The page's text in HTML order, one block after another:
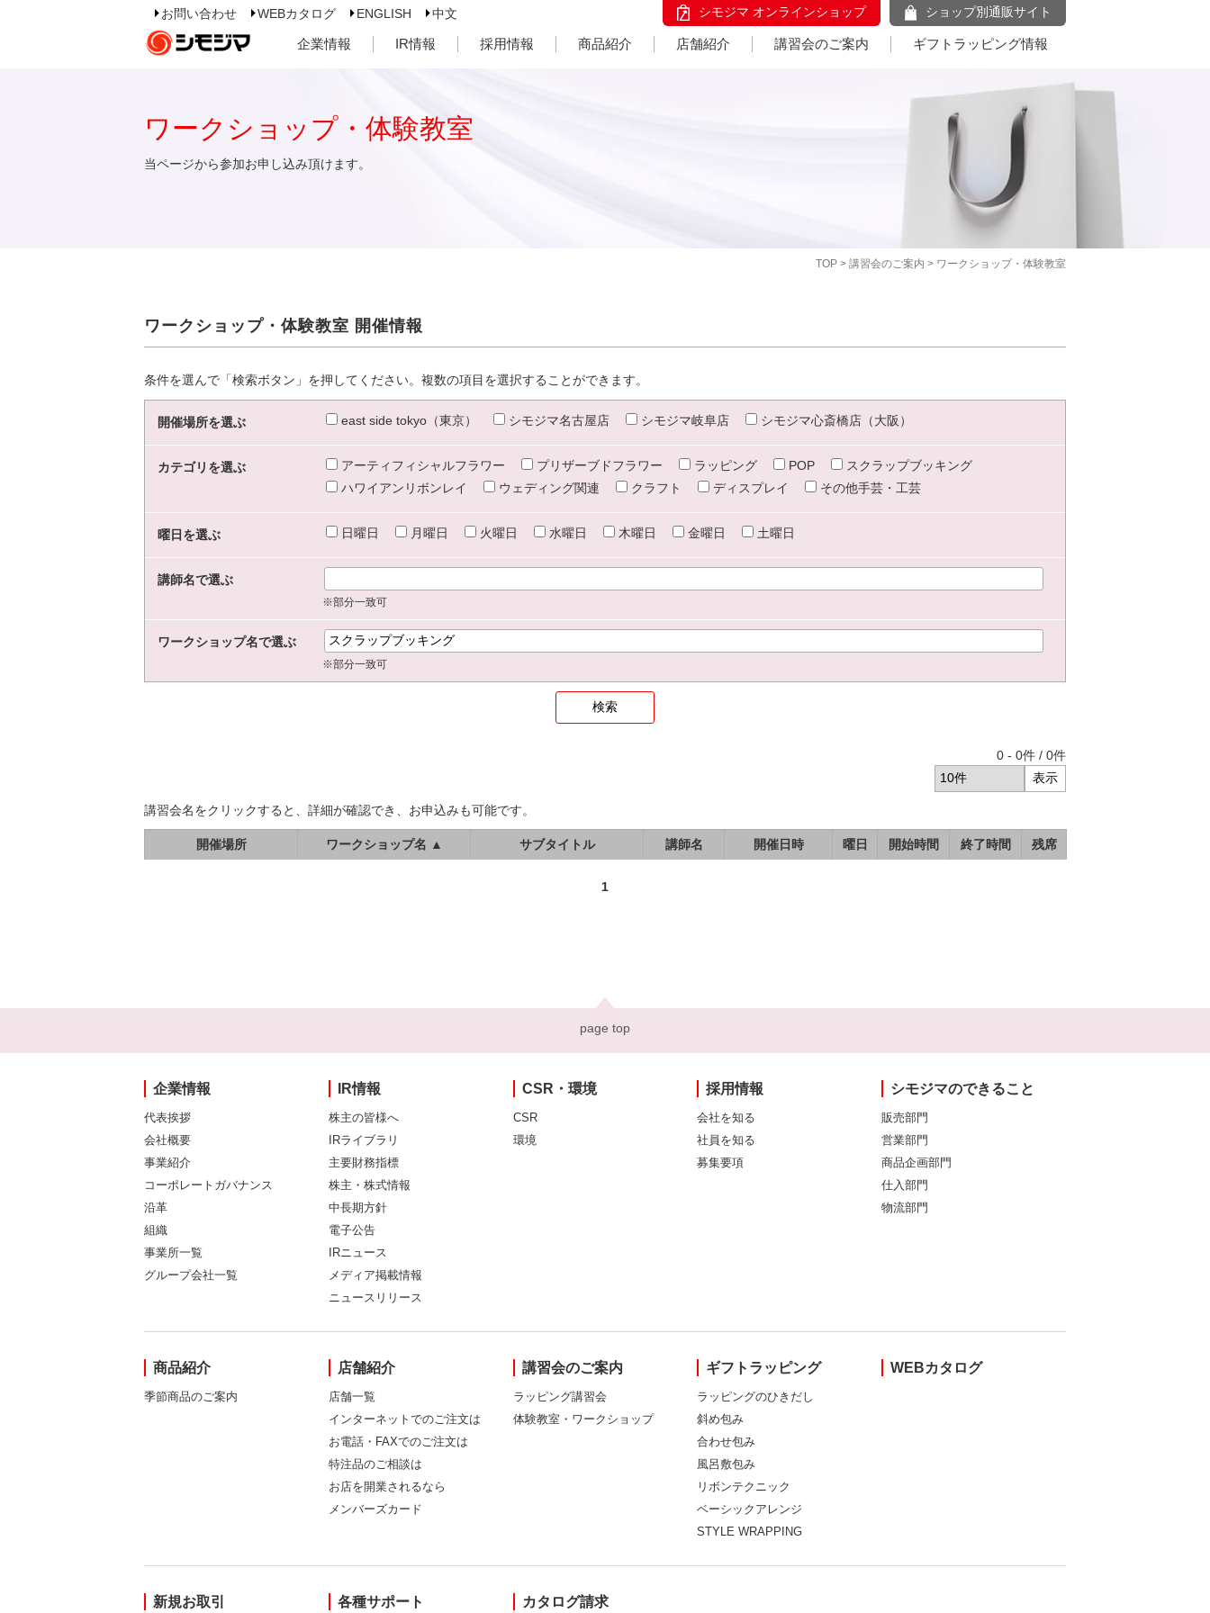
お問い合わせ WEBカタログ ENGLISH 中文 シモジマ オンラインショップ ショップ別通販サイト
企業情報 IR情報 採用情報 商品紹介 店舗紹介 講習会のご案内 ギフトラッピング情報
TOP > 講習会のご案内 > ワークショップ・体験教室
ワークショップ・体験教室
当ページから参加お申し込み頂けます。
ワークショップ・体験教室 開催情報
条件を選んで「検索ボタン」を押してください。複数の項目を選択することができます。
開催場所を選ぶ east side tokyo（東京） シモジマ名古屋店 シモジマ岐阜店 シモジマ心斎橋店（大阪）
カテゴリを選ぶ アーティフィシャルフラワー プリザーブドフラワー ラッピング POP
スクラップブッキング
ハワイアンリボンレイ
ウェディング関連 クラフト ディスプレイ その他手芸・工芸
曜日を選ぶ 日曜日 月曜日 火曜日 水曜日 木曜日 金曜日 土曜日
講師名で選ぶ
※部分一致可
ワークショップ名で選ぶ
※部分一致可
0 - 0件 / 0件
講習会名をクリックすると、詳細が確認でき、お申込みも可能です。
開催場所 ワークショップ名 ▲ サブタイトル 講師名 開催日時 曜日 開始時間 終了時間 残席
1
page top
企業情報
代表挨拶
会社概要
事業紹介
コーポレートガバナンス
沿革
組織
事業所一覧
グループ会社一覧
IR情報
株主の皆様へ
IRライブラリ
主要財務指標
株主・株式情報
中長期方針
電子公告
IRニュース
メディア掲載情報
ニュースリリース
CSR・環境
CSR
環境
採用情報
会社を知る
社員を知る
募集要項
シモジマのできること
販売部門
営業部門
商品企画部門
仕入部門
物流部門
商品紹介
季節商品のご案内
店舗紹介
店舗一覧
インターネットでのご注文は
お電話・FAXでのご注文は
特注品のご相談は
お店を開業されるなら
メンバーズカード
講習会のご案内
ラッピング講習会
体験教室・ワークショップ
ギフトラッピング
ラッピングのひきだし
斜め包み
合わせ包み
風呂敷包み
リボンテクニック
ベーシックアレンジ
STYLE WRAPPING
WEBカタログ
新規お取引 各種サポート カタログ請求